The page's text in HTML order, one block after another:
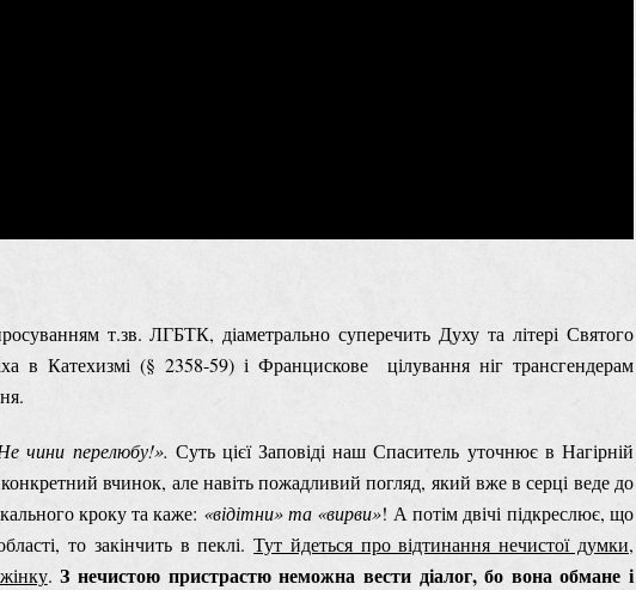
т.зв. ЛГБТК, діаметрально суперечить Духу та літері Святого
в Катехизмі (§ 2358-59) і Францискове цілування ніг трансгендерам
чини перелюбу!». Суть цієї Заповіді наш Спаситель уточнює в Нагірній
вчинок, але навіть пожадливий погляд, який вже в серці веде до
кроку та каже: «відітни» та «вирви»! А потім двічі підкреслює, що
то закінчить в пеклі.Тут йдеться про відтинання нечистої думки,
.З нечистою пристрастю неможна вести діалог, бо вона обмане і